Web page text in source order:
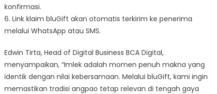
konfirmasi.
6. Link klaim bluGift akan otomatis terkirim ke penerima
melalui WhatsApp atau SMS.
Edwin Tirta, Head of Digital Business BCA Digital,
menyampaikan, “Imlek adalah momen penuh makna yang
identik dengan nilai kebersamaan. Melalui bluGift, kami ingin
memastikan tradisi angpao tetap relevan di tengah gaya